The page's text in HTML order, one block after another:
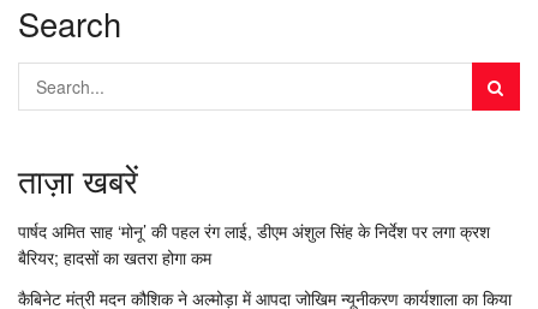
Search
ताज़ा खबरें
पार्षद अमित साह ‘मोनू’ की पहल रंग लाई, डीएम अंशुल सिंह के निर्देश पर लगा क्रश
बैरियर; हादसों का खतरा होगा कम
कैबिनेट मंत्री मदन कौशिक ने अल्मोड़ा में आपदा जोखिम न्यूनीकरण कार्यशाला का किया